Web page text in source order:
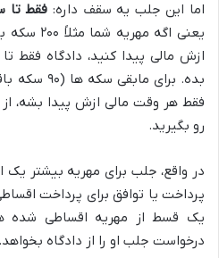
اما این جلب یه سقف داره: فقط تا سقف ۱۱۰ سکه
یعنی اگه
بده. برای
فقط هر وقت مالی ازش پیدا بشه،
رو بگیرید.
در واقع، جلب برای مهریه بیشتر یک
پرداخت یا توافق برای پرداخت
یک قسط از مهریه اقساطی شده
درخواست جلب او را از دادگاه بخواهد.